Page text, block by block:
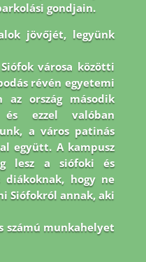
gondjain.
jövőjét, legyünk
városa közötti
révén egyetemi
az ország második
és ezzel valóban
a város patinás
együtt. A kampusz
lesz a siófoki és
diákoknak, hogy ne
Siófokról annak, aki
számú munkahelyet